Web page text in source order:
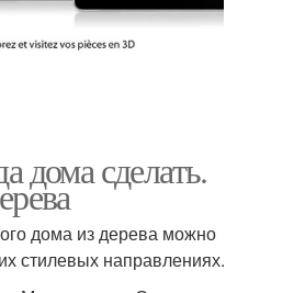
дома сделать.
дома из дерева можно
стилевых направлениях.